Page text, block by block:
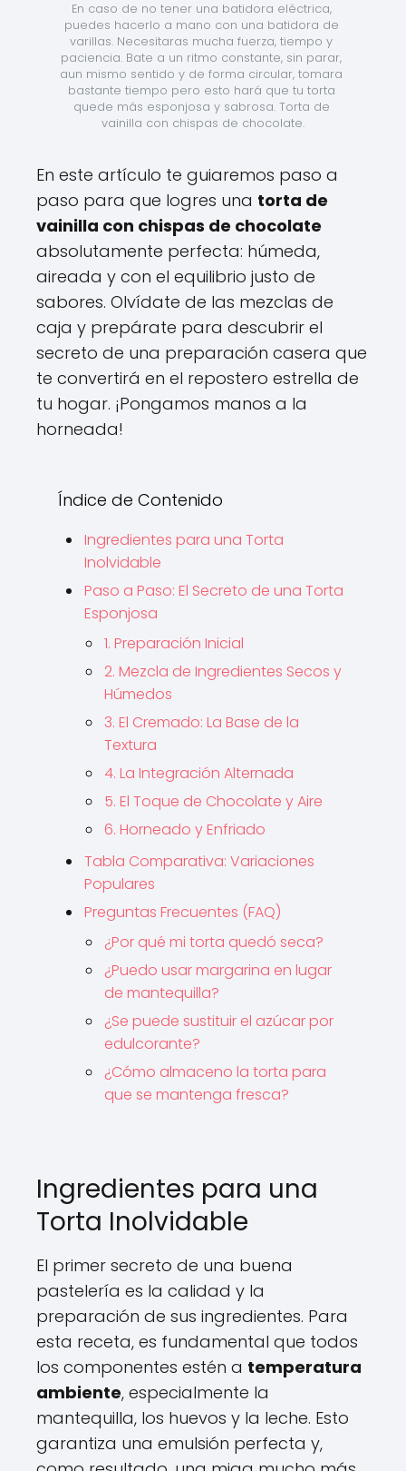
En caso de no tener una batidora eléctrica,
puedes hacerlo a mano con una batidora de
varillas. Necesitaras mucha fuerza, tiempo y
paciencia. Bate a un ritmo constante, sin parar,
aun mismo sentido y de forma circular, tomara
bastante tiempo pero esto hará que tu torta
quede más esponjosa y sabrosa. Torta de
vainilla con chispas de chocolate.
En este artículo te guiaremos paso a
paso para que logres una torta de
vainilla con chispas de chocolate
absolutamente perfecta: húmeda,
aireada y con el equilibrio justo de
sabores. Olvídate de las mezclas de
caja y prepárate para descubrir el
secreto de una preparación casera que
te convertirá en el repostero estrella de
tu hogar. ¡Pongamos manos a la
horneada!
Índice de Contenido
Ingredientes para una Torta
Inolvidable
Paso a Paso: El Secreto de una Torta
Esponjosa
1. Preparación Inicial
2. Mezcla de Ingredientes Secos y
Húmedos
3. El Cremado: La Base de la
Textura
4. La Integración Alternada
5. El Toque de Chocolate y Aire
6. Horneado y Enfriado
Tabla Comparativa: Variaciones
Populares
Preguntas Frecuentes (FAQ)
¿Por qué mi torta quedó seca?
¿Puedo usar margarina en lugar
de mantequilla?
¿Se puede sustituir el azúcar por
edulcorante?
¿Cómo almaceno la torta para
que se mantenga fresca?
Ingredientes para una
Torta Inolvidable
El primer secreto de una buena
pastelería es la calidad y la
preparación de sus ingredientes. Para
esta receta, es fundamental que todos
los componentes estén a temperatura
ambiente, especialmente la
mantequilla, los huevos y la leche. Esto
garantiza una emulsión perfecta y,